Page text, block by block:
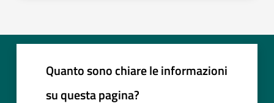
Quanto sono chiare le informazioni
su questa pagina?